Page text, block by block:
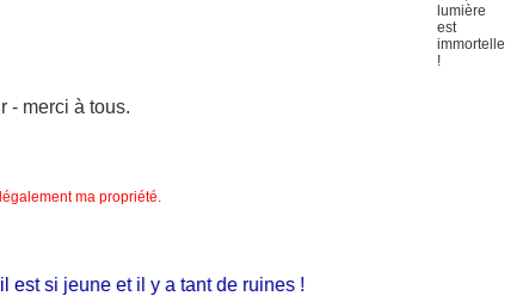
- merci à tous.
ma propriété.
si jeune et il y a tant de ruines !